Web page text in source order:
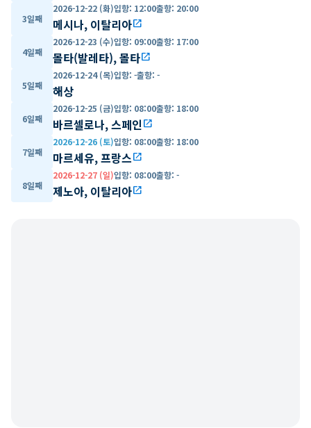
3일째
2026-12-22 (화)입항: 12:00출항: 20:00
메시나, 이탈리아open_in_new
4일째
2026-12-23 (수)입항: 09:00출항: 17:00
몰타(발레타), 몰타open_in_new
5일째
2026-12-24 (목)입항: -출항: -
해상
6일째
2026-12-25 (금)입항: 08:00출항: 18:00
바르셀로나, 스페인open_in_new
7일째
2026-12-26 (토)입항: 08:00출항: 18:00
마르세유, 프랑스open_in_new
8일째
2026-12-27 (일)입항: 08:00출항: -
제노아, 이탈리아open_in_new